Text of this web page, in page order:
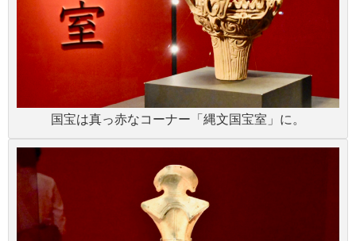
国宝は真っ赤なコーナー「縄文国宝室」に。